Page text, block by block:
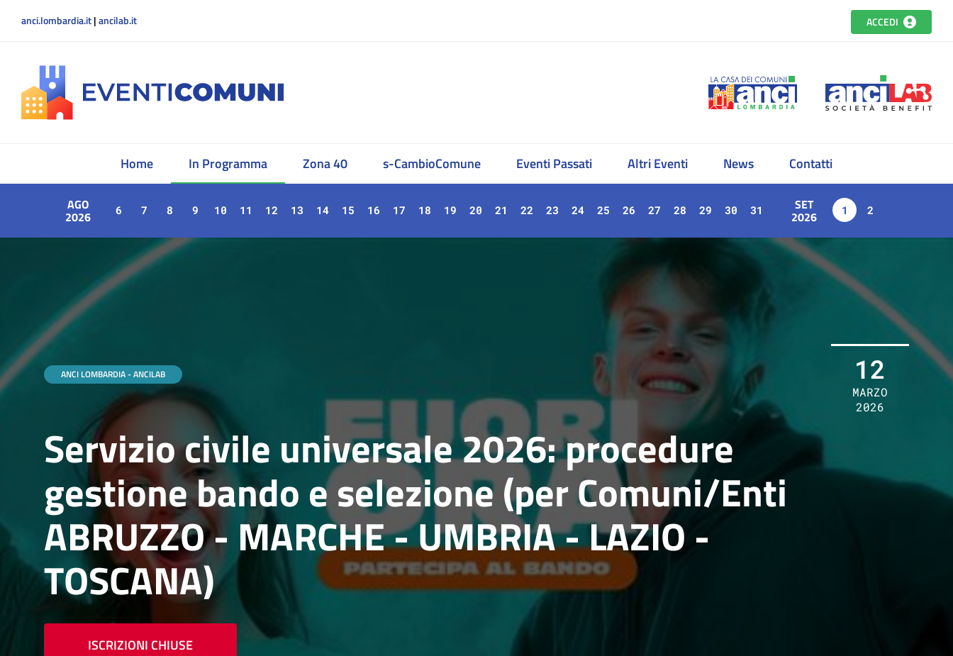
anci.lombardia.it|ancilab.it ACCEDI
Home In Programma Zona 40 s-CambioComune Eventi Passati Altri Eventi News Contatti
AGO
2026 6 7 8 9 10 11 12 13 14 15 16 17 18 19 20 21 22 23 24 25 26 27 28 29 30 31 SET
2026 1 2
ANCI LOMBARDIA - ANCILAB
Servizio civile universale 2026: procedure
gestione bando e selezione (per Comuni/Enti
ABRUZZO - MARCHE - UMBRIA - LAZIO -
TOSCANA)
ISCRIZIONI CHIUSE
12
MARZO
2026